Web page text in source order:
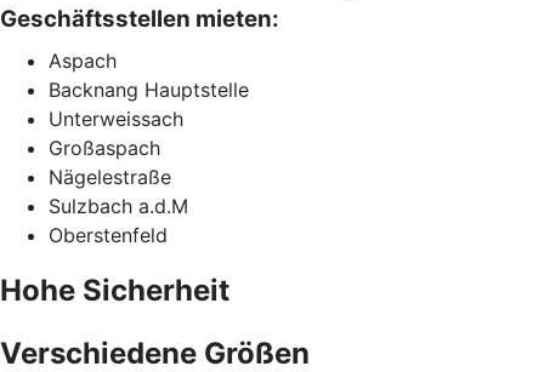
Geschäftsstellen mieten:
Aspach
Backnang Hauptstelle
Unterweissach
Großaspach
Nägelestraße
Sulzbach a.d.M
Oberstenfeld
Hohe Sicherheit
Verschiedene Größen